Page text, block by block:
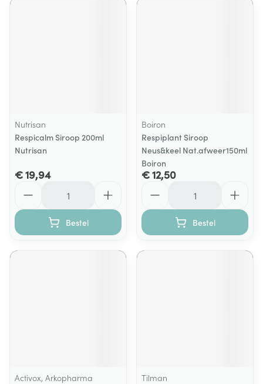
Nutrisan
Respicalm Siroop 200ml
Nutrisan
€ 19,94
Bestel
Boiron
Respiplant Siroop
Neus&keel Nat.afweer150ml
Boiron
€ 12,50
Bestel
Activox, Arkopharma
Tilman